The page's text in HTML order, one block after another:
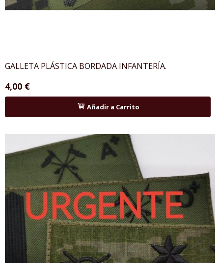
GALLETA PLÁSTICA BORDADA INFANTERÍA.
4,00 €
Añadir a Carrito